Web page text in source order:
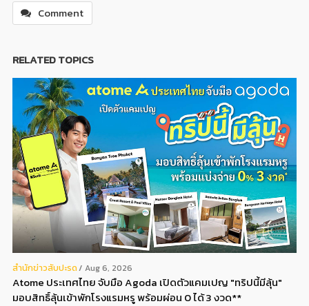
Comment
RELATED TOPICS
สํานักข่าวสับปะรด Aug 6, 2026
Atome ประเทศไทย จับมือ Agoda เปิดตัวแคมเปญ "ทริปนี้มีลุ้น"
มอบสิทธิ์ลุ้นเข้าพักโรงแรมหรู พร้อมผ่อน 0 ได้ 3 งวด**